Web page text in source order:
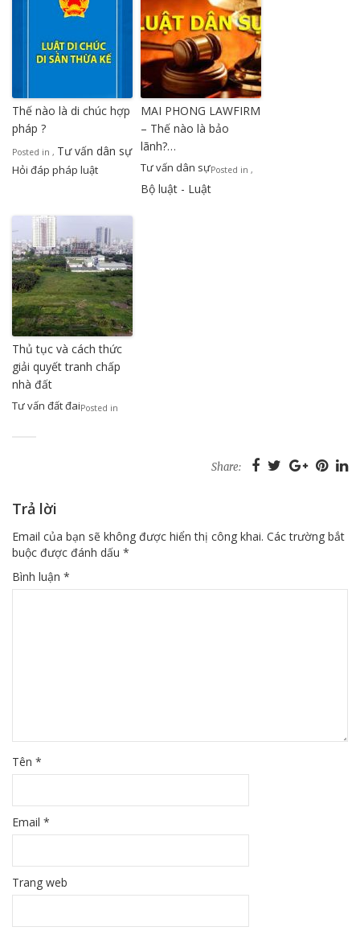
Thế nào là di chúc hợp
pháp ?
Posted in
Hỏi đáp pháp luật
, Tư vấn dân sự
MAI PHONG LAWFIRM
– Thế nào là bảo
lãnh?…
Posted in
Tư vấn dân sự ,
Bộ luật - Luật
Thủ tục và cách thức
giải quyết tranh chấp
nhà đất
Posted in
Tư vấn đất đai
Share:
Trả lời
Email của bạn sẽ không được hiển thị công khai. Các trường bắt
buộc được đánh dấu *
Bình luận *
Tên *
Email *
Trang web